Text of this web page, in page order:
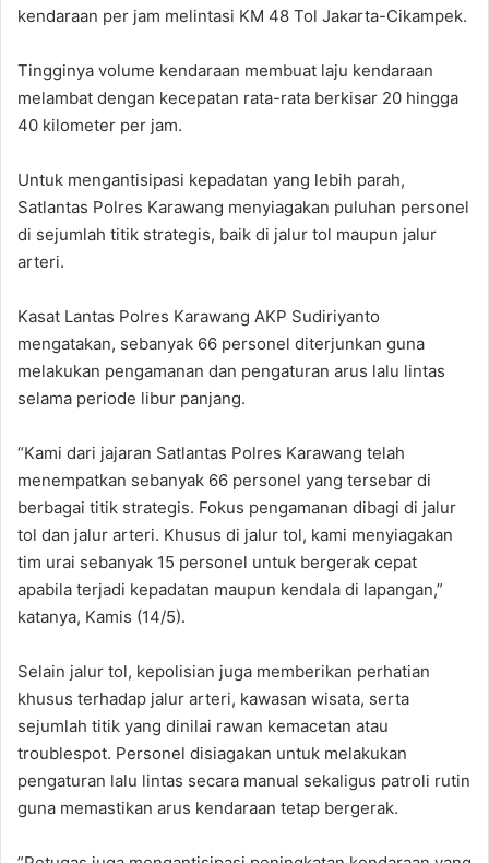
kendaraan per jam melintasi KM 48 Tol Jakarta-Cikampek. ‎
‎Tingginya volume kendaraan membuat laju kendaraan
melambat dengan kecepatan rata-rata berkisar 20 hingga
40 kilometer per jam.
Untuk mengantisipasi kepadatan yang lebih parah,
Satlantas Polres Karawang menyiagakan puluhan personel
di sejumlah titik strategis, baik di jalur tol maupun jalur
arteri.
‎‎Kasat Lantas Polres Karawang AKP Sudiriyanto
mengatakan, sebanyak 66 personel diterjunkan guna
melakukan pengamanan dan pengaturan arus lalu lintas
selama periode libur panjang. ‎
“Kami dari jajaran Satlantas Polres Karawang telah
menempatkan sebanyak 66 personel yang tersebar di
berbagai titik strategis. Fokus pengamanan dibagi di jalur
tol dan jalur arteri. Khusus di jalur tol, kami menyiagakan
tim urai sebanyak 15 personel untuk bergerak cepat
apabila terjadi kepadatan maupun kendala di lapangan,”
katanya, Kamis (14/5).
‎‎Selain jalur tol, kepolisian juga memberikan perhatian
khusus terhadap jalur arteri, kawasan wisata, serta
sejumlah titik yang dinilai rawan kemacetan atau
troublespot. Personel disiagakan untuk melakukan
pengaturan lalu lintas secara manual sekaligus patroli rutin
guna memastikan arus kendaraan tetap bergerak.